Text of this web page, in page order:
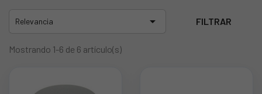
Relevancia  FILTRAR
Mostrando 1-6 de 6 artículo(s)